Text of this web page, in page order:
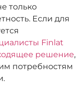
только
Если для
Finlat
решение,
потребностям